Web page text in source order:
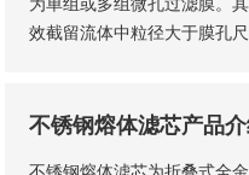
为单组或多组微孔过滤膜。
效截留流体中粒径大于膜孔
工、石油、钢铁、矿山等各
不锈钢熔体滤芯产品